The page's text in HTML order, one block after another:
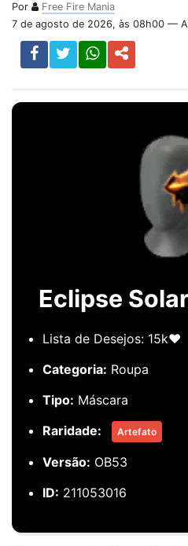
Por
Free Fire Mania
7 de agosto de 2026, às 08h00 —
Eclipse
Lista de Desejos: 15k❤️
Categoria: Roupa
Tipo: Máscara
Raridade:
Artefato
Versão: OB53
ID: 211053016